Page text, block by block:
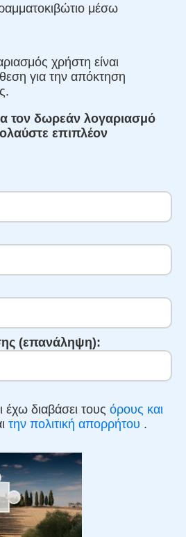
μέσω
χρήστη είναι
για την απόκτηση
τον δωρεάν λογαριασμό
επιπλέον
(επανάληψη):
έχω διαβάσει τους όρους και
την πολιτική απορρήτου .